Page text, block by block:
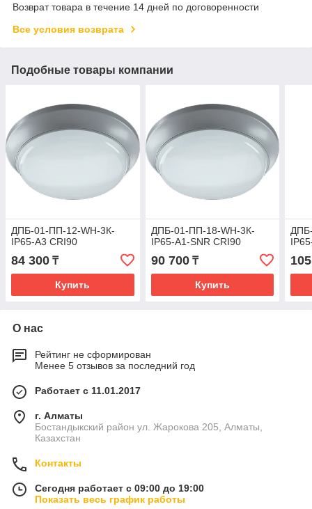
Возврат товара в течение 14 дней по договоренности
Все условия возврата
Подобные товары компании
ДПБ-01-ПП-12-WH-3К-
IP65-А3 CRI90
84 300 ₸
Купить
ДПБ-01-ПП-18-WH-3К-
IP65-А1-SNR CRI90
90 700₸
Купить
О нас
Рейтинг не сформирован
Менее 5 отзывов за последний год
Работает с 11.01.2017
г. Алматы
Бостандыкский район ул. Жарокова 205, Алматы,
Казахстан
Контакты
Сегодня работает с 09:00 до 19:00
Показать весь график работы